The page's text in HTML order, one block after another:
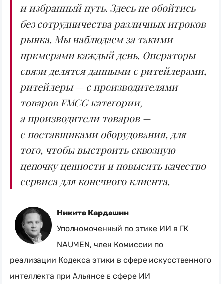
и избранный путь. Здесь не обойтись
без сотрудничества различных игроков
рынка. Мы наблюдаем за такими
примерами каждый день. Операторы
связи делятся данными с ритейлерами,
ритейлеры — с производителями
товаров FMCG категории,
а производители товаров —
с поставщиками оборудования, для
того, чтобы выстроить сквозную
цепочку ценности и повысить качество
сервиса для конечного клиента.
Никита Кардашин
Уполномоченный по этике ИИ в ГК
NAUMEN, член Комиссии по
реализации Кодекса этики в сфере искусственного
интеллекта при Альянсе в сфере ИИ